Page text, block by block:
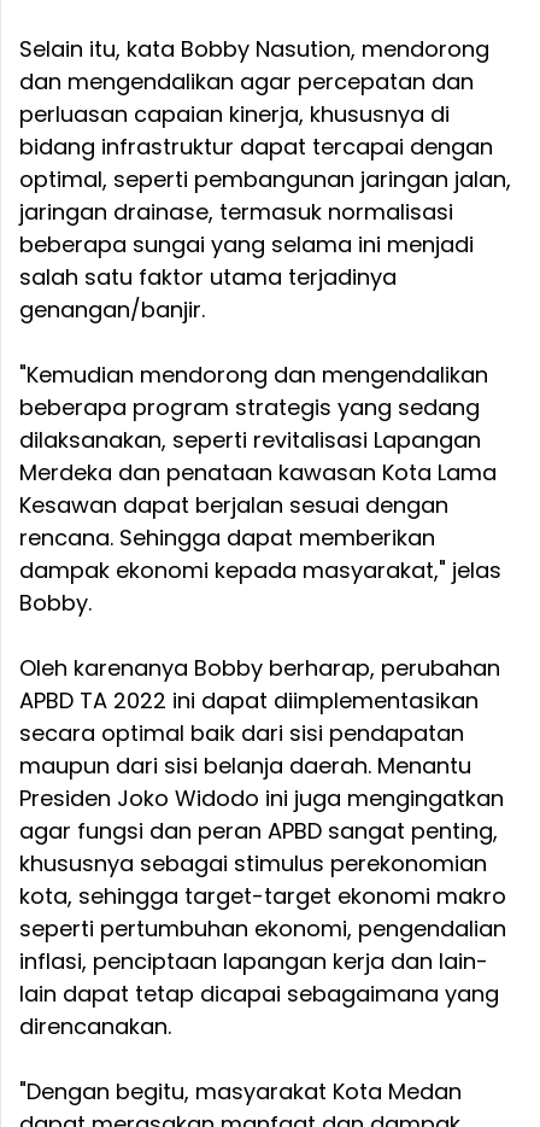
Selain itu, kata Bobby Nasution, mendorong
dan mengendalikan agar percepatan dan
perluasan capaian kinerja, khususnya di
bidang infrastruktur dapat tercapai dengan
optimal, seperti pembangunan jaringan jalan,
jaringan drainase, termasuk normalisasi
beberapa sungai yang selama ini menjadi
salah satu faktor utama terjadinya
genangan/banjir.
"Kemudian mendorong dan mengendalikan
beberapa program strategis yang sedang
dilaksanakan, seperti revitalisasi Lapangan
Merdeka dan penataan kawasan Kota Lama
Kesawan dapat berjalan sesuai dengan
rencana. Sehingga dapat memberikan
dampak ekonomi kepada masyarakat," jelas
Bobby.
Oleh karenanya Bobby berharap, perubahan
APBD TA 2022 ini dapat diimplementasikan
secara optimal baik dari sisi pendapatan
maupun dari sisi belanja daerah. Menantu
Presiden Joko Widodo ini juga mengingatkan
agar fungsi dan peran APBD sangat penting,
khususnya sebagai stimulus perekonomian
kota, sehingga target-target ekonomi makro
seperti pertumbuhan ekonomi, pengendalian
inflasi, penciptaan lapangan kerja dan lain-
lain dapat tetap dicapai sebagaimana yang
direncanakan.
"Dengan begitu, masyarakat Kota Medan